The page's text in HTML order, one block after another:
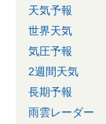
天気予報
世界天気
気圧予報
2週間天気
長期予報
雨雲レーダー